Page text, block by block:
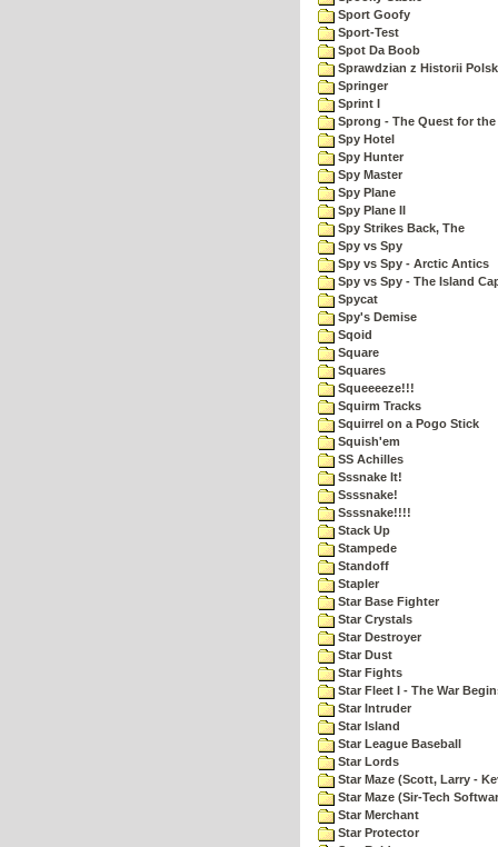
Sport Goofy
Sport-Test
Spot Da Boob
Sprawdzian z Historii
Springer
Sprint I
Sprong - The Quest for
Spy Hotel
Spy Hunter
Spy Master
Spy Plane
Spy Plane II
Spy Strikes Back, The
Spy vs Spy
Spy vs Spy - Arctic Antics
Spy vs Spy - The Island
Spycat
Spy's Demise
Sqoid
Square
Squares
Squeeeeze!!!
Squirm Tracks
Squirrel on a Pogo Stick
Squish'em
SS Achilles
Sssnake It!
Ssssnake!
Ssssnake!!!!
Stack Up
Stampede
Standoff
Stapler
Star Base Fighter
Star Crystals
Star Destroyer
Star Dust
Star Fights
Star Fleet I - The War
Star Intruder
Star Island
Star League Baseball
Star Lords
Star Maze (Scott, Larry -
Star Maze (Sir-Tech
Star Merchant
Star Protector